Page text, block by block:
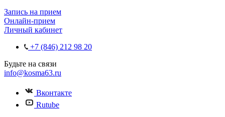
Запись на прием
Онлайн-прием
Личный кабинет
+7 (846) 212 98 20
Будьте на связи
info@kosma63.ru
Вконтакте
Rutube